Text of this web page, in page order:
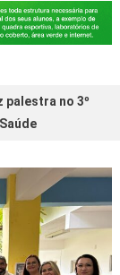
palestra no 3º